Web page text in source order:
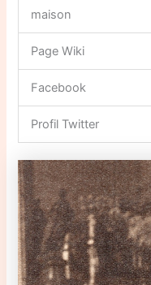
maison
Page Wiki
Facebook
Profil Twitter